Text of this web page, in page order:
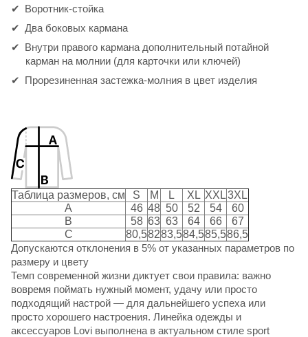
Воротник-стойка
Два боковых кармана
Внутри правого кармана дополнительный потайной
карман на молнии (для карточки или ключей)
Прорезиненная застежка-молния в цвет изделия
Таблица размеров, см S M L XL XXL3XL
A
46 48 50 52 54
60
B
58 63 63 64 66
67
C
80,58283,584,585,586,5
Допускаются отклонения в 5% от указанных параметров по
размеру и цвету
Темп современной жизни диктует свои правила: важно
вовремя поймать нужный момент, удачу или просто
подходящий настрой — для дальнейшего успеха или
просто хорошего настроения. Линейка одежды и
аксессуаров Lovi выполнена в актуальном стиле sport